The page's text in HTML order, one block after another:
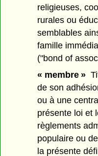
religieuses,
rurales ou
semblables
famille
("bond of
« membre »
de son
ou à une
présente loi et
règlements
populaire ou
la présente